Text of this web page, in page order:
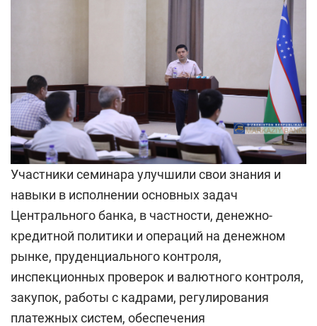
Участники семинара улучшили свои знания и
навыки в исполнении основных задач
Центрального банка, в частности, денежно-
кредитной политики и операций на денежном
рынке, пруденциального контроля,
инспекционных проверок и валютного контроля,
закупок, работы с кадрами, регулирования
платежных систем, обеспечения